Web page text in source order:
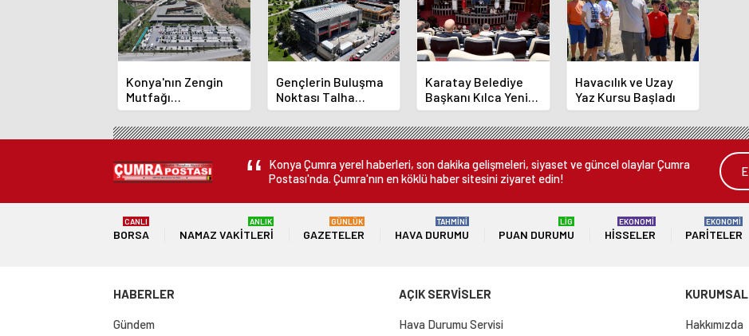
Konya'nın Zengin
Mutfağı
GastroFest'te
Tanıtılacak
Gençlerin Buluşma
Noktası Talha
Bayrakçı Akademi
Hızla Yükseliyor
Karatay Belediye
Başkanı Kılca Yeni
Projeleri Açıkladı
Havacılık ve Uzay
Yaz Kursu Başladı
Konya Çumra yerel haberleri, son dakika gelişmeleri, siyaset ve güncel olaylar Çumra
Postası'nda. Çumra'nın en köklü haber sitesini ziyaret edin!
BORSA
CANLI
NAMAZ VAKITLERI
ANLIK
GAZETELER
GÜNLÜK
HAVA DURUMU
TAHMİNİ
PUAN DURUMU
LİG
HISSELER
EKONOMİ
PARITELER
EKONOMİ
HABERLER
Gündem
AÇIK SERVİSLER
Hava Durumu Servisi
KURUMSAL
Hakkımızda